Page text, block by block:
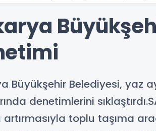
Büyükşehir Belediyesi, yaz
denetimlerini
toplu taşıma